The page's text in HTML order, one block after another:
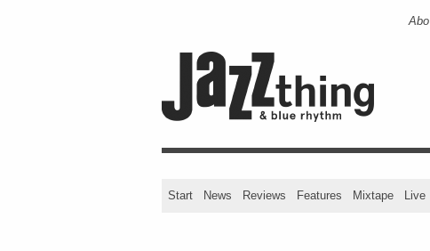
Abo
Start News Reviews Features Mixtape Live